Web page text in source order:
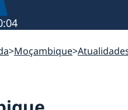
Moçambique